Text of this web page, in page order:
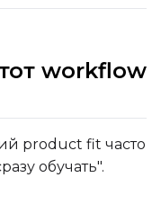
Scale
workflow
product fit часто
обучать".